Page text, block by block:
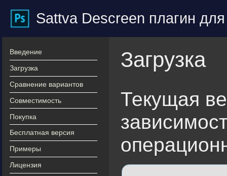
Sattva Descreen плагин
Введение
Загрузка
Сравнение вариантов
Совместимость
Покупка
Бесплатная версия
Примеры
Лицензия
Загрузка
Текущая